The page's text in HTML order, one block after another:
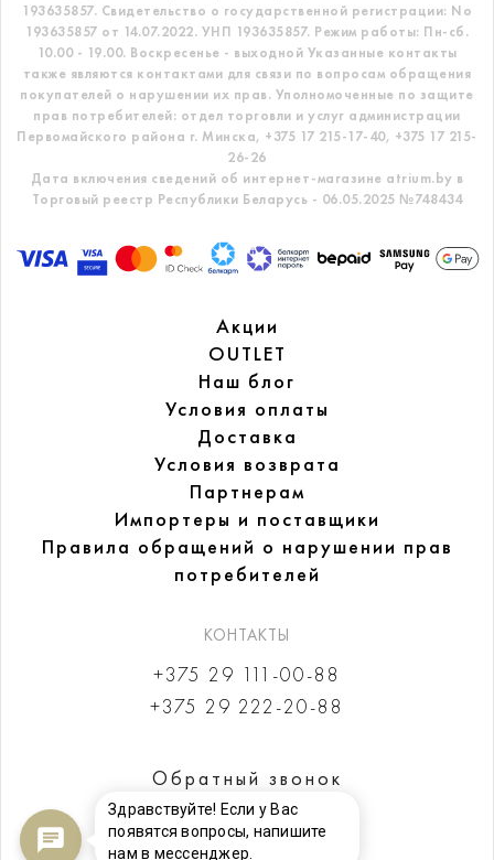
193635857. Свидетельство о государственной регистрации: No
193635857 от 14.07.2022. УНП 193635857. Режим работы: Пн-сб.
10.00 - 19.00. Воскресенье - выходной Указанные контакты
также являются контактами для связи по вопросам обращения
покупателей о нарушении их прав. Уполномоченные по защите
прав потребителей: отдел торговли и услуг администрации
Первомайского района г. Минска, +375 17 215-17-40, +375 17 215-
26-26
Дата включения сведений об интернет-магазине atrium.by в
Торговый реестр Республики Беларусь - 06.05.2025 №748434
Акции
OUTLET
Наш блог
Условия оплаты
Доставка
Условия возврата
Партнерам
Импортеры и поставщики
Правила обращений о нарушении прав
потребителей
КОНТАКТЫ
+375 29 111-00-88
+375 29 222-20-88
Обратный звонок
Здравствуйте! Если у Вас
появятся вопросы, напишите
нам в мессенджер.